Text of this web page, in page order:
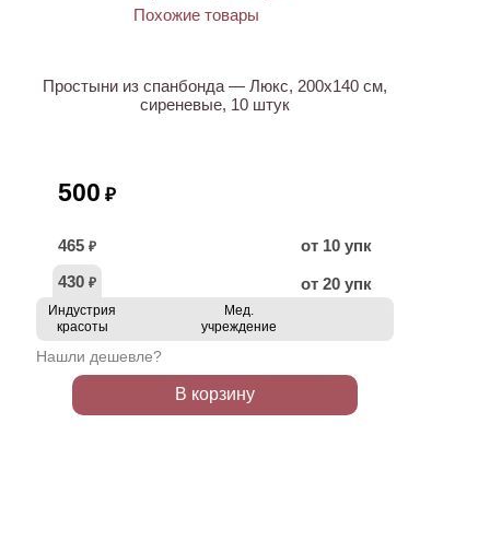
Простыни из спанбонда — Люкс, 200х140 см,
сиреневые, 10 штук
500 ₽
465 ₽
от 10 упк
430 ₽ от 20 упк
Индустрия
красоты
Мед.
учреждение
Нашли дешевле?
В корзину